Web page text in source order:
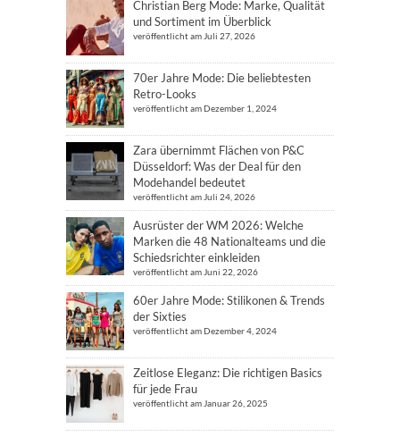
Christian Berg Mode: Marke, Qualität
und Sortiment im Überblick
veröffentlicht am Juli 27, 2026
70er Jahre Mode: Die beliebtesten
Retro-Looks
veröffentlicht am Dezember 1, 2024
Zara übernimmt Flächen von P&C
Düsseldorf: Was der Deal für den
Modehandel bedeutet
veröffentlicht am Juli 24, 2026
Ausrüster der WM 2026: Welche
Marken die 48 Nationalteams und die
Schiedsrichter einkleiden
veröffentlicht am Juni 22, 2026
60er Jahre Mode: Stilikonen & Trends
der Sixties
veröffentlicht am Dezember 4, 2024
Zeitlose Eleganz: Die richtigen Basics
für jede Frau
veröffentlicht am Januar 26, 2025